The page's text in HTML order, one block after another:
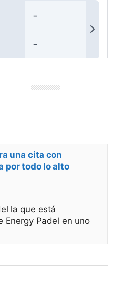
una cita con
por todo lo alto
la que está
Energy Padel en uno